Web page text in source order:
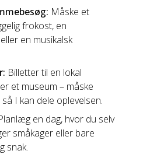
Måske et
frokost, en
en musikalsk
Billetter til en lokal
et museum – måske
I kan dele oplevelsen.
en dag, hvor du selv
småkager eller bare
snak.